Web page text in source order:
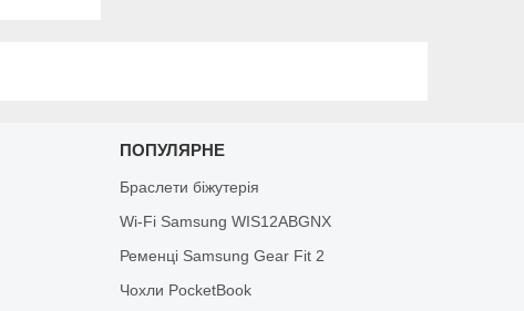
ПОПУЛЯРНЕ
Браслети біжутерія
Wi-Fi Samsung WIS12ABGNX
Ременці Samsung Gear Fit 2
Чохли PocketBook